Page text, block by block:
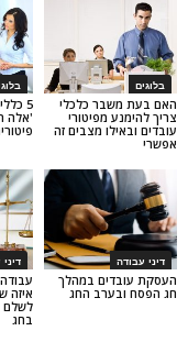
בלוגים
5 כללי 'עשה' ו-5 כללי
'אלה תעשה' בהליך
פיטורים
כלכלי
זה
דיני עבודה
עבודה ביום העצמאות:
איזה שכר מגיע וכמה יש
לשלם תמורת העבודה
במהלך
החג